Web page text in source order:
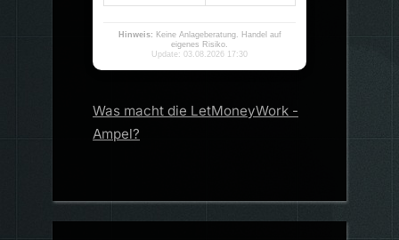
Hinweis: Keine Anlageberatung. Handel auf
eigenes Risiko.
Update: 03.08.2026 17:30
Was macht die LetMoneyWork -
Ampel?